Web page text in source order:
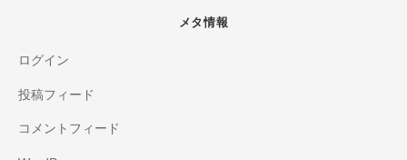
メタ情報
ログイン
投稿フィード
コメントフィード